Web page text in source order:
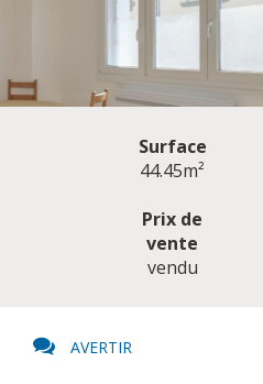
Surface
44.45m²
Prix de
vente
vendu
AVERTIR